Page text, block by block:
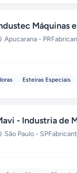
Máquinas
Apucarana - PR
Esteiras Especiais
- Industria de
São Paulo - SP